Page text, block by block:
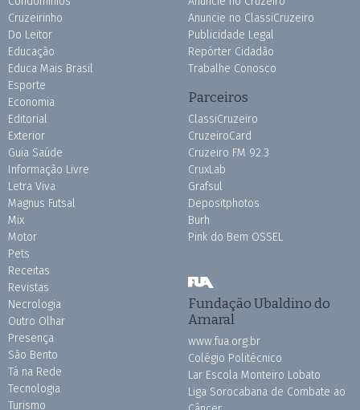
Cruzeirinho
Do Leitor
Educação
Educa Mais Brasil
Esporte
Economia
Editorial
Exterior
Guia Saúde
Informação Livre
Letra Viva
Magnus Futsal
Mix
Motor
Pets
Receitas
Revistas
Necrologia
Outro Olhar
Presença
São Bento
Tá na Rede
Tecnologia
Turismo
Anuncie no ClassiCruzeiro
Publicidade Legal
Repórter Cidadão
Trabalhe Conosco
Parceiros
ClassiCruzeiro
CruzeiroCard
Cruzeiro FM 92.3
CruxLab
Grafsul
Depositphotos
Burh
Pink do Bem OSSEL
Fundação Ubaldino do
Amaral
www.fua.org.br
Colégio Politécnico
Lar Escola Monteiro Lobato
Liga Sorocabana de Combate ao